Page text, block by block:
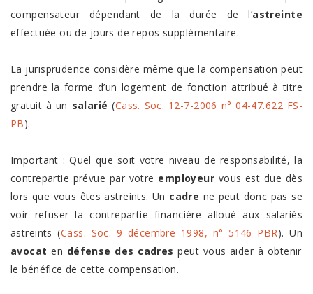
compensateur dépendant de la durée de l’astreinte
effectuée ou de jours de repos supplémentaire.
La jurisprudence considère même que la compensation peut
prendre la forme d’un logement de fonction attribué à titre
gratuit à un salarié (Cass. Soc. 12-7-2006 n° 04-47.622 FS-
PB).
Important : Quel que soit votre niveau de responsabilité, la
contrepartie prévue par votre employeur vous est due dès
lors que vous êtes astreints. Un cadre ne peut donc pas se
voir refuser la contrepartie financière alloué aux salariés
astreints (Cass. Soc. 9 décembre 1998, n° 5146 PBR). Un
avocaten défense des cadrespeut vous aider à obtenir
le bénéfice de cette compensation.